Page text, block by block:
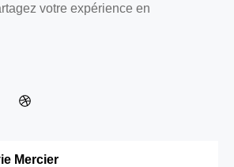
votre expérience en
Mercier